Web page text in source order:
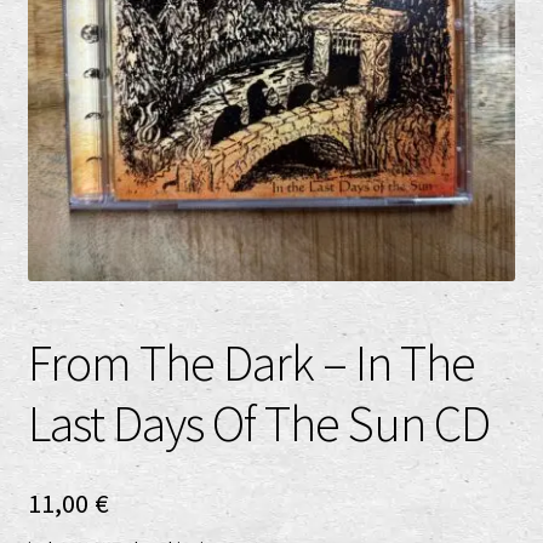
Datenschutzerklärung
Echtheit von Bewertungen
EPR Extended Producer Responsibility/EPR Erweiterte
Herstellerverantwortung
GPSR Risikobewertung und Gefahrenanalyse (Deutsch)
GPSR risk assessment and hazard analysis (English)
Impressum
My account
News
From The Dark – In The
Last Days Of The Sun CD
11,00 €